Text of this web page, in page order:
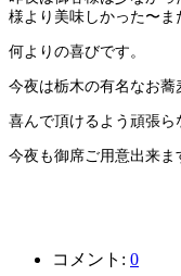
様より美味しかった〜ま
何よりの喜びです。
今夜は栃木の有名なお蕎
喜んで頂けるよう頑張ら
今夜も御席ご用意出来ま
コメント: 0